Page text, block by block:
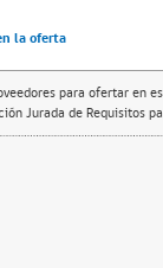
la oferta
para ofertar en
Jurada de Requisitos